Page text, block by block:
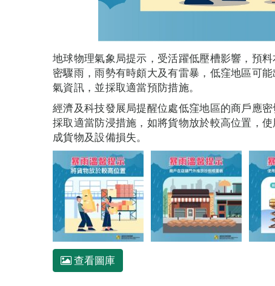
地球物理氣象局提示，受活躍低壓槽影響，預
密驟雨，雨勢有時頗大及有雷暴，低窪地區可
氣資訊，並採取適當預防措施。
經濟及科技發展局提醒位處低窪地區的商戶應
採取適當防浸措施，如將貨物放於較高位置，
成貨物及設備損失。
查看圖庫